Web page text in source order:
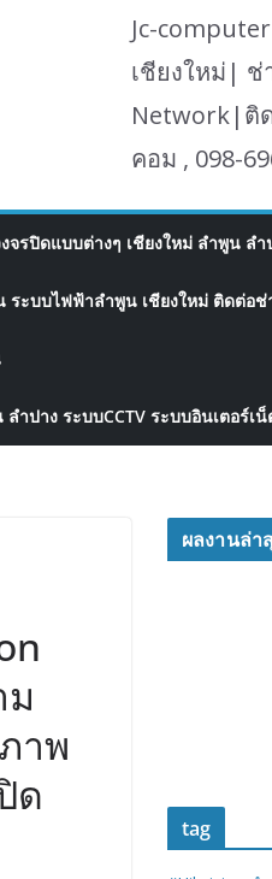
Jc-
เชียงใหม่| ช่
Network|ติด
คอม , 098-
จรปิดแบบต่างๆ เชียงใหม่ ลำพูน ลำ
ะบบไฟฟ้าลำพูน เชียงใหม่ ติดต่อช่
ำปาง ระบบCCTV ระบบอินเตอร์เน็
าพ
ด
ผลงานล่า
tag